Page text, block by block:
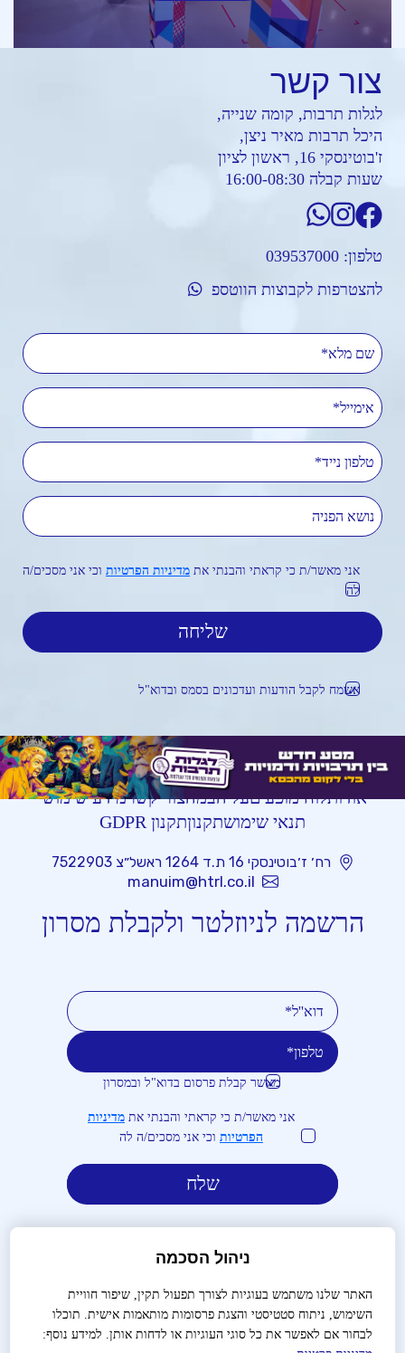
צור קשר
לגלות תרבות, קומה שנייה,
היכל תרבות מאיר ניצן,
ז'בוטינסקי 16, ראשון לציון
שעות קבלה 16:00-08:30
טלפון: 039537000
להצטרפות לקבוצות הווטספ
שם מלא
אימייל
טלפון נייד
נושא הפניה
אני מאשר/ת כי קראתי והבנתי את מדיניות הפרטיות וכי אני מסכים/ה
לה
אשמח לקבל הודעות ועדכונים בסמס ובדוא"ל
אודותלוח מופעיםעל הבמהצור קשרמידע שימושי
תנאי שימושתקנוןתקנון GDPR
רח׳ ז׳בוטינסקי 16 ת.ד 1264 ראשל״צ 7522903
manuim@htrl.co.il
הרשמה לניוזלטר ולקבלת מסרון
מאשר קבלת פרסום בדוא"ל ובמסרון
אני מאשר/ת כי קראתי והבנתי את מדיניות
הפרטיות וכי אני מסכים/ה לה
לבירורים והזמנות:03-9488666
ניהול הסכמה
האתר שלנו משתמש בעוגיות לצורך תפעול תקין, שיפור חוויית
השימוש, ניתוח סטטיסטי והצגת פרסומות מותאמות אישית. תוכלו
לבחור אם לאפשר את כל סוגי העוגיות או לדחות אותן. למידע נוסף: